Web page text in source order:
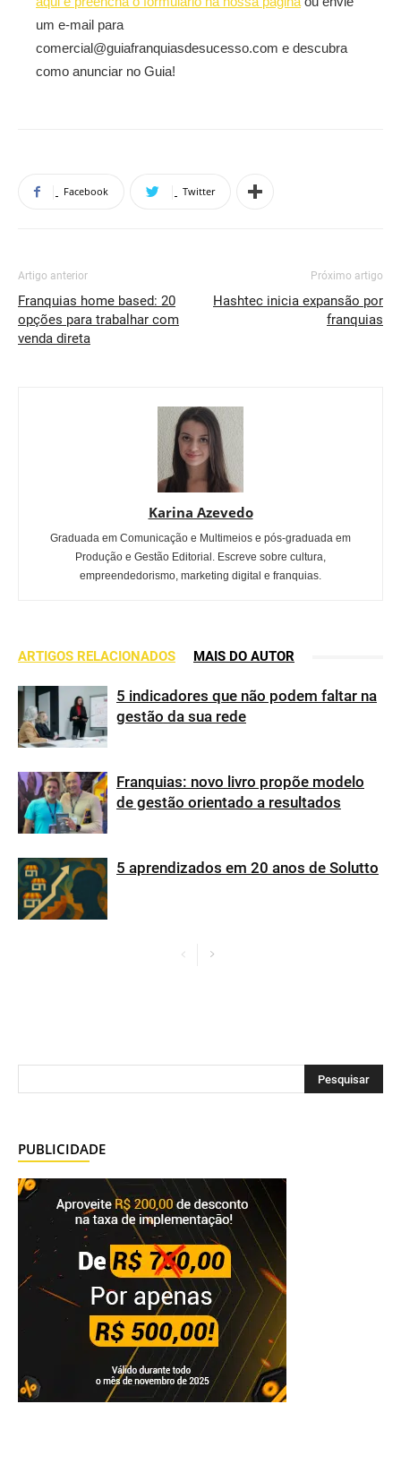
um e-mail para
comercial@guiafranquiasdesucesso.com e descubra
como anunciar no Guia!
Facebook Twitter
Artigo anterior
Franquias home based: 20
opções para trabalhar com
venda direta
Próximo artigo
Hashtec inicia expansão por
franquias
Karina Azevedo
Graduada em Comunicação e Multimeios e pós-graduada em
Produção e Gestão Editorial. Escreve sobre cultura,
empreendedorismo, marketing digital e franquias.
ARTIGOS RELACIONADOS MAIS DO AUTOR
5 indicadores que não podem faltar na
gestão da sua rede
Franquias: novo livro propõe modelo
de gestão orientado a resultados
5 aprendizados em 20 anos de Solutto
PUBLICIDADE